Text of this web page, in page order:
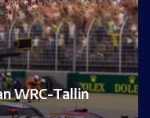
WRC-Tallin